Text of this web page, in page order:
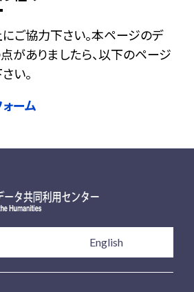
ご協力下さい。本ページのデ
がありましたら、以下のページ
い。
ーム
English